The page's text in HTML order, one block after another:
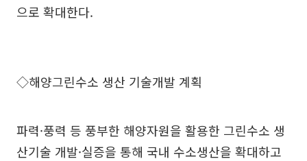
으로 확대한다.
◇해양그린수소 생산 기술개발 계획
파력·풍력 등 풍부한 해양자원을 활용한 그린수소 생
산기술 개발·실증을 통해 국내 수소생산을 확대하고